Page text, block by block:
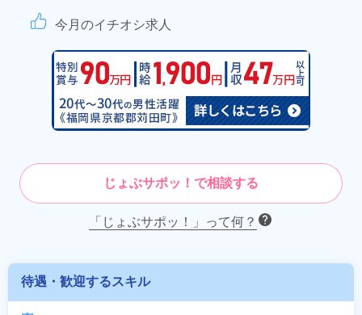
今月のイチオシ求人
じょぶサポッ！で相談する
「じょぶサポッ！」って何？
待遇・歓迎するスキル